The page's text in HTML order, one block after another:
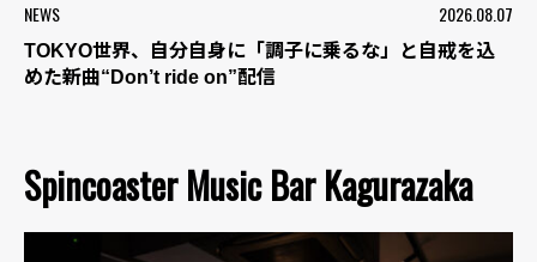
NEWS 2026.08.07
TOKYO世界、自分自身に「調子に乗るな」と自戒を込
めた新曲“Don’t ride on”配信
Spincoaster Music Bar Kagurazaka